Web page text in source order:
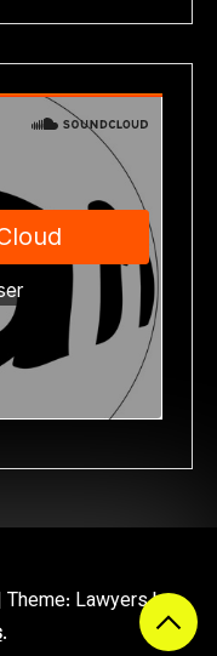
Theme: Lawyers by
.